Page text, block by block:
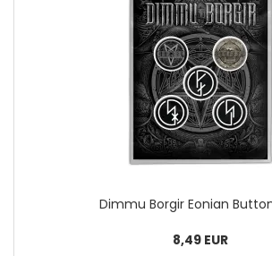
Dimmu Bor­gir Eo­ni­an
8,49 EUR